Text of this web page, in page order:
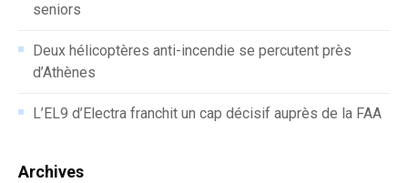
seniors
Deux hélicoptères anti-incendie se percutent près
d’Athènes
L’EL9 d’Electra franchit un cap décisif auprès de la FAA
Archives